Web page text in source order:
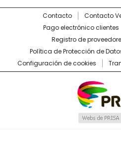
Contacto Contacto
Pago electrónico clientes
Registro de
Política de Protección de
Configuración de cookies